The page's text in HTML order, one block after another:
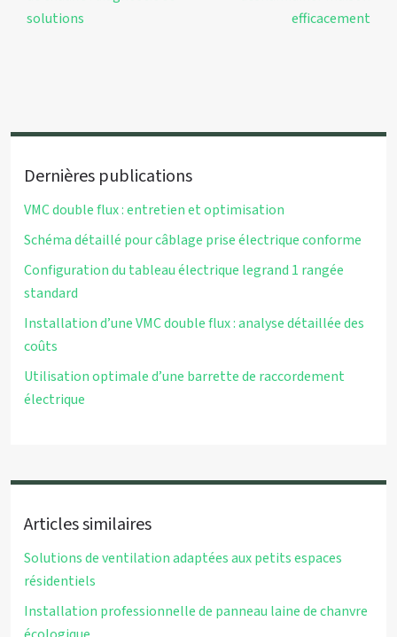
solutions
efficacement
Dernières publications
VMC double flux : entretien et optimisation
Schéma détaillé pour câblage prise électrique conforme
Configuration du tableau électrique legrand 1 rangée
standard
Installation d’une VMC double flux : analyse détaillée des
coûts
Utilisation optimale d’une barrette de raccordement
électrique
Articles similaires
Solutions de ventilation adaptées aux petits espaces
résidentiels
Installation professionnelle de panneau laine de chanvre